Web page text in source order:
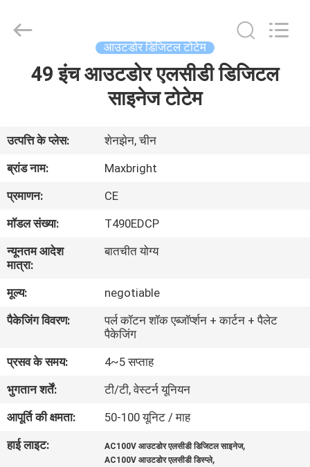
हमारे
बारे
फैक्टरी
गुणवत्ता
नियंत्रण
हमसे
संपर्क
करें
(Shenzhen)
आउटडोर डिजिटल टोटेम
49 इंच आउटडोर एलसीडी डिजिटल
साइनेज टोटेम
उत्पत्ति के प्लेस:
शेनझेन, चीन
ब्रांड नाम:
Maxbright
प्रमाणन:
CE
मॉडल संख्या:
T490EDCP
न्यूनतम आदेश
मात्रा:
बातचीत योग्य
मूल्य:
negotiable
पैकेजिंग विवरण:
पर्ल कॉटन शॉक एब्जॉर्प्शन + कार्टन + पैलेट
पैकेजिंग
प्रसव के समय:
4~5 सप्ताह
भुगतान शर्तें:
टी/टी, वेस्टर्न यूनियन
आपूर्ति की क्षमता:
50-100 यूनिट / माह
हाई लाइट:
AC100V आउटडोर एलसीडी डिजिटल साइनेज,
AC100V आउटडोर एलसीडी डिस्प्ले,